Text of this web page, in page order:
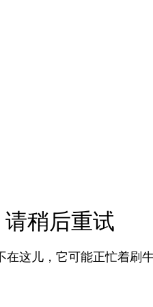
稍后重试
在这儿，它可能正忙着刷